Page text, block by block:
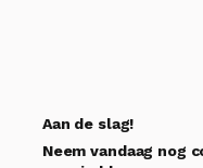
Aan de slag!
Neem vandaag nog